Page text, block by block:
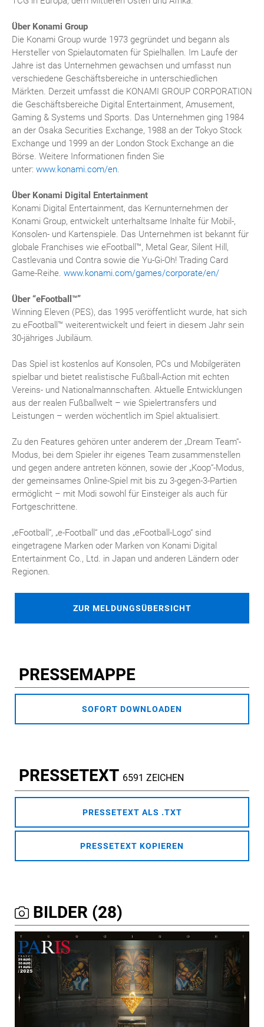
Über Konami Group
Die Konami Group wurde 1973 gegründet und begann als
Hersteller von Spielautomaten für Spielhallen. Im Laufe der
Jahre ist das Unternehmen gewachsen und umfasst nun
verschiedene Geschäftsbereiche in unterschiedlichen
Märkten. Derzeit umfasst die KONAMI GROUP CORPORATION
die Geschäftsbereiche Digital Entertainment, Amusement,
Gaming & Systems und Sports. Das Unternehmen ging 1984
an der Osaka Securities Exchange, 1988 an der Tokyo Stock
Exchange und 1999 an der London Stock Exchange an die
Börse. Weitere Informationen finden Sie
unter: www.konami.com/en.
Über Konami Digital Entertainment
Konami Digital Entertainment, das Kernunternehmen der
Konami Group, entwickelt unterhaltsame Inhalte für Mobil-,
Konsolen- und Kartenspiele. Das Unternehmen ist bekannt für
globale Franchises wie eFootball™, Metal Gear, Silent Hill,
Castlevania und Contra sowie die Yu-Gi-Oh! Trading Card
Game-Reihe. www.konami.com/games/corporate/en/
Über “eFootball™”
Winning Eleven (PES), das 1995 veröffentlicht wurde, hat sich
zu eFootball™ weiterentwickelt und feiert in diesem Jahr sein
30-jähriges Jubiläum.
Das Spiel ist kostenlos auf Konsolen, PCs und Mobilgeräten
spielbar und bietet realistische Fußball-Action mit echten
Vereins- und Nationalmannschaften. Aktuelle Entwicklungen
aus der realen Fußballwelt – wie Spielertransfers und
Leistungen – werden wöchentlich im Spiel aktualisiert.
Zu den Features gehören unter anderem der „Dream Team“-
Modus, bei dem Spieler ihr eigenes Team zusammenstellen
und gegen andere antreten können, sowie der „Koop“-Modus,
der gemeinsames Online-Spiel mit bis zu 3-gegen-3-Partien
ermöglicht – mit Modi sowohl für Einsteiger als auch für
Fortgeschrittene.
„eFootball“, „e-Football“ und das „eFootball-Logo“ sind
eingetragene Marken oder Marken von Konami Digital
Entertainment Co., Ltd. in Japan und anderen Ländern oder
Regionen.
ZUR MELDUNGSÜBERSICHT
PRESSEMAPPE
SOFORT DOWNLOADEN
PRESSETEXT 6591 ZEICHEN
PRESSETEXT ALS .TXT
PRESSETEXT KOPIEREN
BILDER (28)